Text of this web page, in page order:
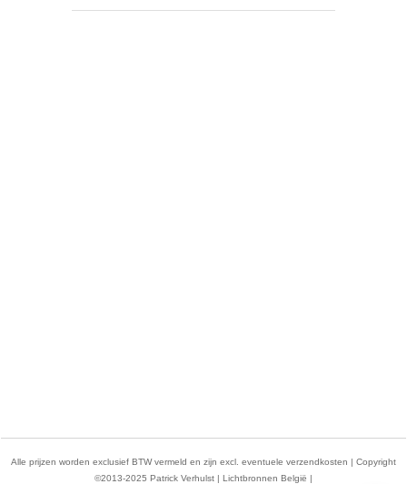
Alle prijzen worden exclusief BTW vermeld en zijn excl. eventuele verzendkosten | Copyright
©2013-2025 Patrick Verhulst | Lichtbronnen België |